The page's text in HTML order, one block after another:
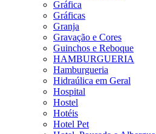
Gráfica
Gráficas
Granja
Gravação e Cores
Guinchos e Reboque
HAMBURGUERIA
Hamburgueria
Hidraúlica em Geral
Hospital
Hostel
Hotéis
Hotel Pet